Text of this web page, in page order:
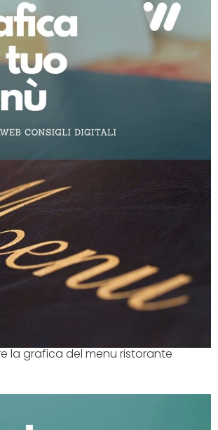
la grafica del menu ristorante